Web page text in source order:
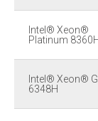
Intel® Xeon®
Platinum
Intel® Xeon®
6348H